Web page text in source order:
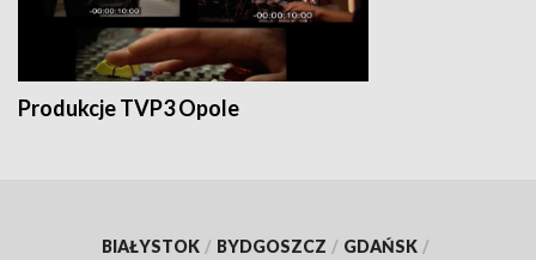
Produkcje TVP3 Opole
BIAŁYSTOK / BYDGOSZCZ / GDAŃSK /